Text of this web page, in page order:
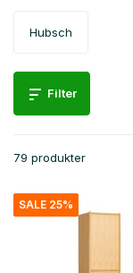
Hubsch
Filter
79 produkter
SALE 25%